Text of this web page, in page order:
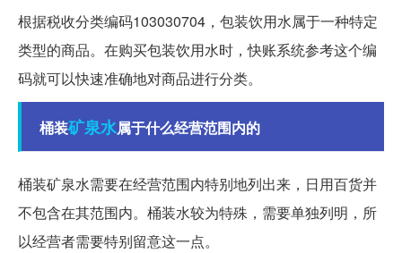
根据税收分类编码103030704，包装饮用水属于一种特定
类型的商品。在购买包装饮用水时，快账系统参考这个编
码就可以快速准确地对商品进行分类。
桶装矿泉水属于什么经营范围内的
桶装矿泉水需要在经营范围内特别地列出来，日用百货并
不包含在其范围内。桶装水较为特殊，需要单独列明，所
以经营者需要特别留意这一点。